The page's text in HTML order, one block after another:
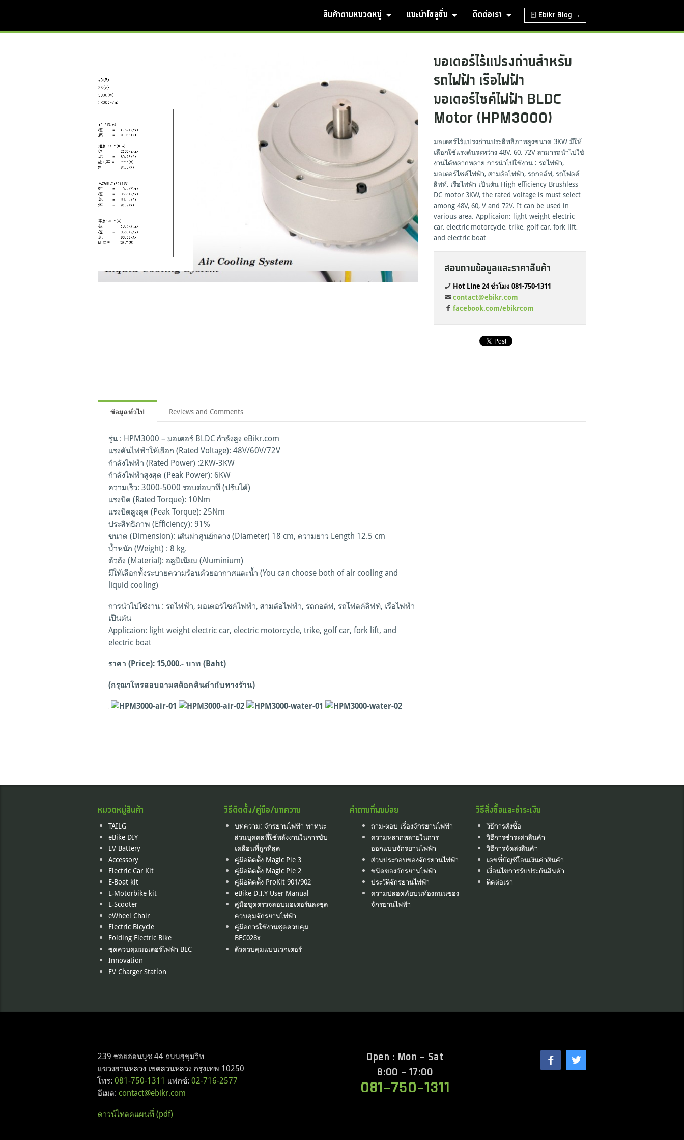
สินค้าตามหมวดหมู่ แนะนำโซลูชั่น ติดต่อเรา Ebikr Blog →
มอเตอร์ไร้แปรงถ่านสำหรับ
รถไฟฟ้า เรือไฟฟ้า
มอเตอร์ไซค์ไฟฟ้า BLDC
Motor (HPM3000)
มอเตอร์ไร้แปรงถ่านประสิทธิภาพสูงขนาด 3KW มีให้
เลือกใช้แรงดันระหว่าง 48V, 60, 72V สามารถนำไปใช้
งานได้หลากหลาย การนำไปใช้งาน : รถไฟฟ้า,
มอเตอร์ไซค์ไฟฟ้า, สามล้อไฟฟ้า, รถกอล์ฟ, รถโฟลค์
ลิฟท์, เรือไฟฟ้า เป็นต้น High efficiency Brushless
DC motor 3KW, the rated voltage is must select
among 48V, 60, V and 72V. It can be used in
various area. Applicaion: light weight electric
car, electric motorcycle, trike, golf car, fork lift,
and electric boat
สอบถามข้อมูลและราคาสินค้า
Hot Line 24 ชั่วโมง 081-750-1311
contact@ebikr.com
facebook.com/ebikrcom
ข้อมูลทั่วไป Reviews and Comments
รุ่น : HPM3000 – มอเตอร์ BLDC กำลังสูง eBikr.com
แรงดันไฟฟ้าให้เลือก (Rated Voltage): 48V/60V/72V
กำลังไฟฟ้า (Rated Power) :2KW-3KW
กำลังไฟฟ้าสูงสุด (Peak Power): 6KW
ความเร็ว: 3000-5000 รอบต่อนาที (ปรับได้)
แรงบิด (Rated Torque): 10Nm
แรงบิดสูงสุด (Peak Torque): 25Nm
ประสิทธิภาพ (Efficiency): 91%
ขนาด (Dimension): เส้นผ่าศูนย์กลาง (Diameter) 18 cm, ความยาว Length 12.5 cm
น้ำหนัก (Weight) : 8 kg.
ตัวถัง (Material): อลูมิเนียม (Aluminium)
มีให้เลือกทั้งระบายความร้อนด้วยอากาศและน้ำ (You can choose both of air cooling and
liquid cooling)
การนำไปใช้งาน : รถไฟฟ้า, มอเตอร์ไซค์ไฟฟ้า, สามล้อไฟฟ้า, รถกอล์ฟ, รถโฟลค์ลิฟท์, เรือไฟฟ้า
เป็นต้น
Applicaion: light weight electric car, electric motorcycle, trike, golf car, fork lift, and
electric boat
ราคา (Price): 15,000.- บาท (Baht)
(กรุณาโทรสอบถามสต็อคสินค้ากับทางร้าน)
หมวดหมู่สินค้า
TAILG
eBike DIY
EV Battery
Accessory
Electric Car Kit
E-Boat kit
E-Motorbike kit
E-Scooter
eWheel Chair
Electric Bicycle
Folding Electric Bike
ชุดควบคุมมอเตอร์ไฟฟ้า BEC
Innovation
EV Charger Station
วิธีติดตั้ง/คู่มือ/บทความ
บทความ: จักรยานไฟฟ้า พาหนะ
ส่วนบุคคลที่ใช้พลังงานในการขับ
เคลื่อนที่ถูกที่สุด
คู่มือติดตั้ง Magic Pie 3
คู่มือติดตั้ง Magic Pie 2
คู่มือติดตั้ง ProKit 901/902
eBike D.I.Y User Manual
คู่มือชุดตรวจสอบมอเตอร์และชุด
ควบคุมจักรยานไฟฟ้า
คู่มือการใช้งานชุดควบคุม
BEC028x
ตัวควบคุมแบบเวกเตอร์
คำถามที่พบบ่อย
ถาม-ตอบ เรื่องจักรยานไฟฟ้า
ความหลากหลายในการ
ออกแบบจักรยานไฟฟ้า
ส่วนประกอบของจักรยานไฟฟ้า
ชนิดของจักรยานไฟฟ้า
ประวัติจักรยานไฟฟ้า
ความปลอดภัยบนท้องถนนของ
จักรยานไฟฟ้า
วิธีสั่งซื้อและชำระเงิน
วิธีการสั่งซื้อ
วิธีการชำระค่าสินค้า
วิธีการจัดส่งสินค้า
เลขที่บัญชีโอนเงินค่าสินค้า
เงื่อนไขการรับประกันสินค้า
ติดต่อเรา
239 ซอยอ่อนนุช 44 ถนนสุขุมวิท
แขวงสวนหลวง เขตสวนหลวง กรุงเทพ 10250
โทร: 081-750-1311 แฟกซ์: 02-716-2577
อีเมล: contact@ebikr.com
ดาวน์โหลดแผนที่ (pdf)
Open : Mon - Sat
8:00 - 17:00
081-750-1311